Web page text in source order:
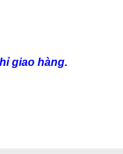
giao hàng.